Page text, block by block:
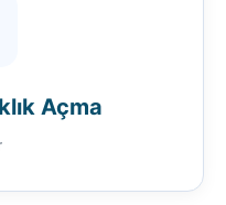
Açma